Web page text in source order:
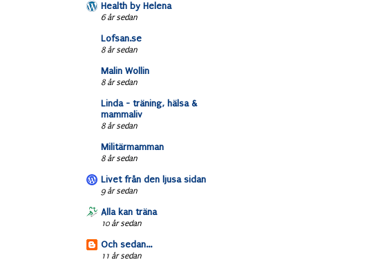
Health by Helena
6 år sedan
Lofsan.se
8 år sedan
Malin Wollin
8 år sedan
Linda - träning, hälsa &
mammaliv
8 år sedan
Militärmamman
8 år sedan
Livet från den ljusa sidan
9 år sedan
Alla kan träna
10 år sedan
Och sedan...
11 år sedan